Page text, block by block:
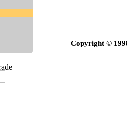
Copyright ©